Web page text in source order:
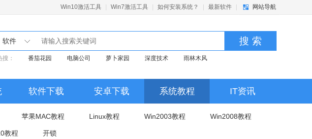
Win10激活工具 Win7激活工具 如何安装系统？ 最新软件 网站导航
软件 搜 索
搜： 番茄花园 电脑公司 萝卜家园 深度技术 雨林木风
软件下载 安卓下载 系统教程 IT资讯
苹果MAC教程 Linux教程 Win2003教程 Win2008教程
教程 开锁